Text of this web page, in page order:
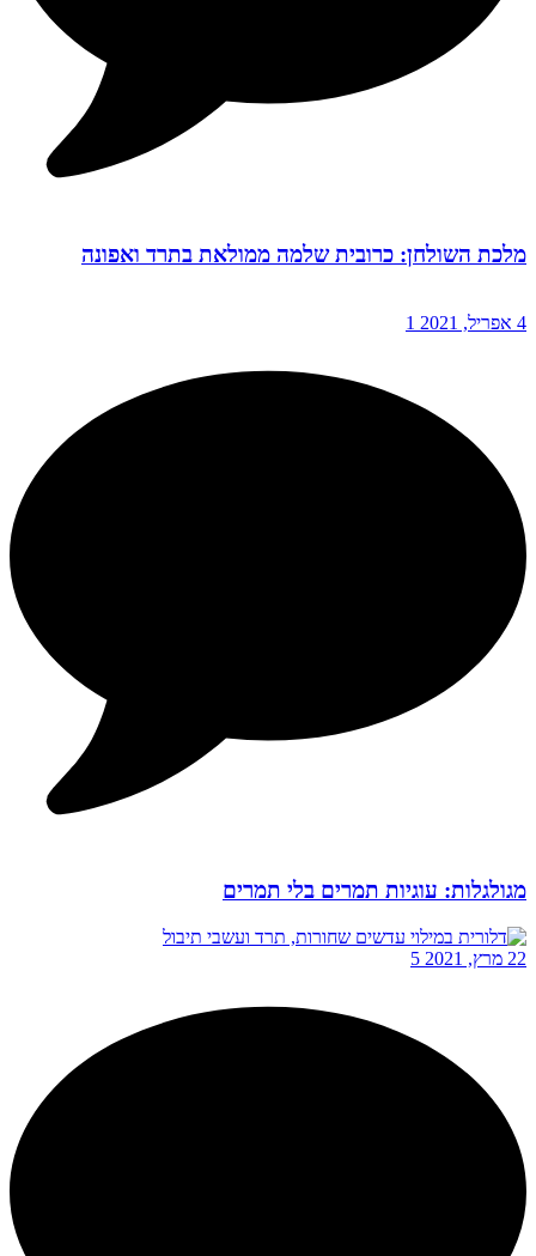
מלכת השולחן: כרובית שלמה ממולאת בתרד ואפונה
4 אפריל, 2021 1
מגולגלות: עוגיות תמרים בלי תמרים
22 מרץ, 2021 5